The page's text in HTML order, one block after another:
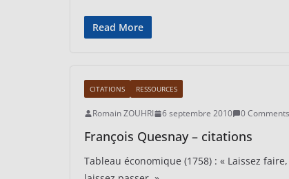
Read More
CITATIONS RESSOURCES
Romain ZOUHRI 6 septembre 2010 0 Comments
François Quesnay – citations
Tableau économique (1758) : « Laissez faire,